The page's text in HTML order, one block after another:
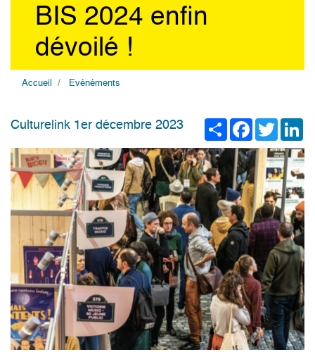
BIS 2024 enfin
dévoilé !
Accueil Evénéments
ShareFacebook
Twitter
Culturelink 1er décembre 2023